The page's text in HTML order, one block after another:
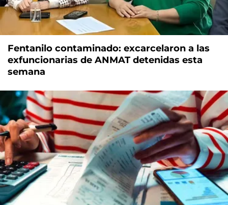
Fentanilo contaminado: excarcelaron a las
exfuncionarias de ANMAT detenidas esta
semana